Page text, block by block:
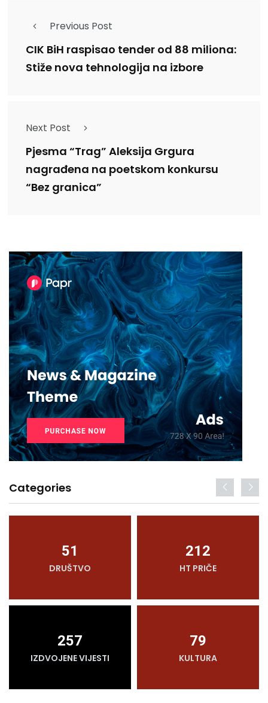
Previous Post
CIK BiH raspisao tender od 88 miliona:
Stiže nova tehnologija na izbore
Next Post
Pjesma “Trag” Aleksija Grgura
nagrađena na poetskom konkursu
“Bez granica”
Categories
51
DRUŠTVO
212
HT PRIČE
257
IZDVOJENE VIJESTI
79
KULTURA